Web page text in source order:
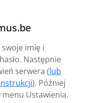
imię i
Następnie
serwera (lub
). Później
menu Ustawienia.